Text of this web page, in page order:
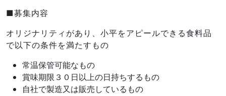
■募集内容
オリジナリティがあり、小平をアピールできる食料品
で以下の条件を満たすもの
常温保管可能なもの
賞味期限３０日以上の日持ちするもの
自社で製造又は販売しているもの